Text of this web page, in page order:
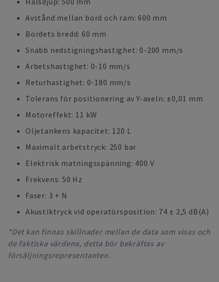
Avstånd mellan bord och ram: 600 mm
Bordets bredd: 60 mm
Snabb nedstigningshastighet: 0-200 mm/s
Arbetshastighet: 0-10 mm/s
Returhastighet: 0-180 mm/s
Tolerans för positionering av Y-axeln: ±0,01 mm
Motoreffekt: 11 kW
Oljetankens kapacitet: 120 L
Maximalt arbetstryck: 250 bar
Elektrisk matningsspänning: 400 V
Frekvens: 50 Hz
Faser: 3 + N
Akustiktryck vid operatörsposition: 74 ± 2,5 dB(A)
*Det kan finnas skillnader mellan de data som visas och
de faktiska värdena, detta bör bekräftas av
försäljningsrepresentanten.